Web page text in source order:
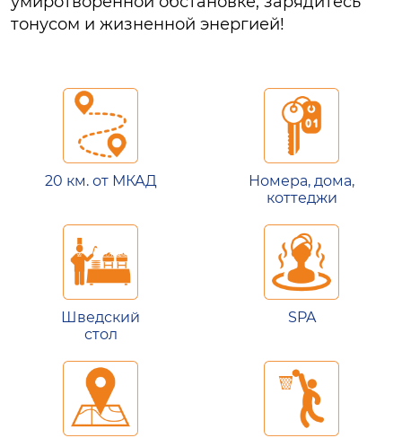
тонусом и жизненной энергией!
20 км. от МКАД
Номера, дома,
коттеджи
Шведский
стол
SPA